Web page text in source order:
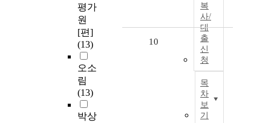
평가
원
[편]
(13)
오소
림
(13)
박상
복
사/
대
출
신
청
목
차
보
기
10